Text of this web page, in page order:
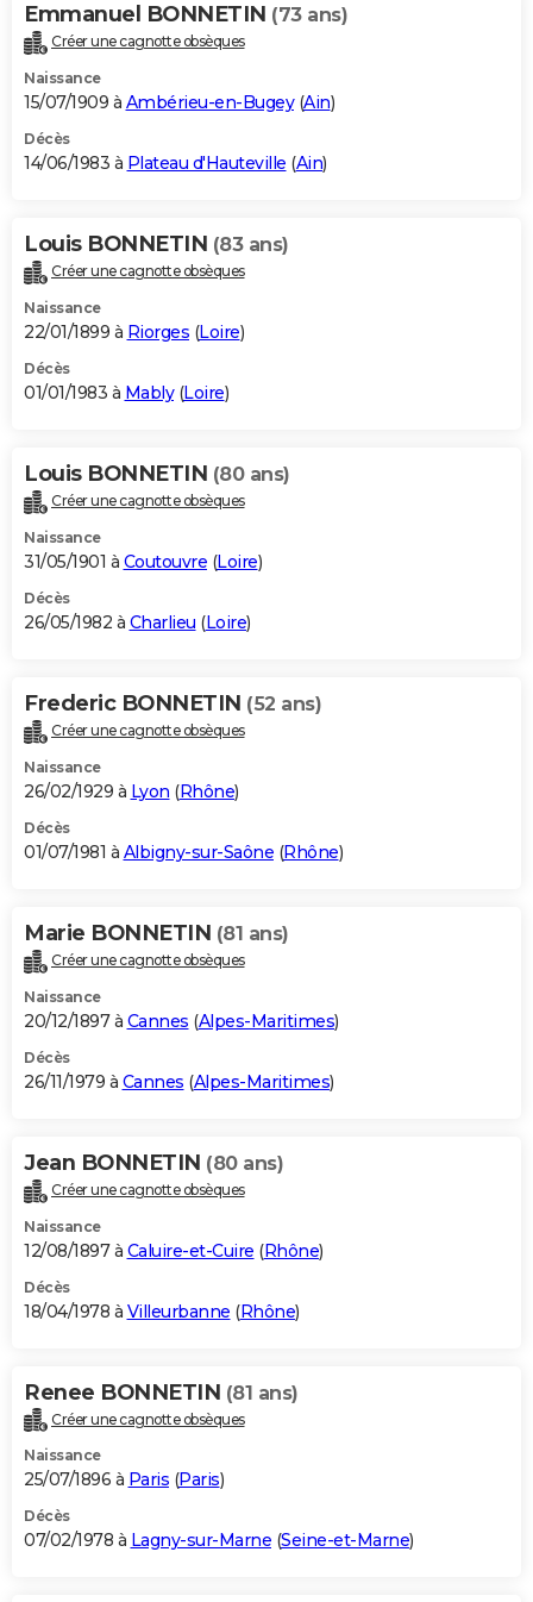
Emmanuel BONNETIN (73 ans)
Créer une cagnotte obsèques
Naissance
15/07/1909 à Ambérieu-en-Bugey(Ain)
Décès
14/06/1983 à Plateau d'Hauteville (Ain)
Louis BONNETIN (83 ans)
Créer une cagnotte obsèques
Naissance
22/01/1899 à Riorges (Loire)
Décès
01/01/1983 à Mably(Loire)
Louis BONNETIN (80 ans)
Créer une cagnotte obsèques
Naissance
31/05/1901 à Coutouvre (Loire)
Décès
26/05/1982 à Charlieu (Loire)
Frederic BONNETIN (52 ans)
Créer une cagnotte obsèques
Naissance
26/02/1929 à Lyon (Rhône)
Décès
01/07/1981 à Albigny-sur-Saône (Rhône)
Marie BONNETIN (81 ans)
Créer une cagnotte obsèques
Naissance
20/12/1897 à Cannes (Alpes-Maritimes)
Décès
26/11/1979 à Cannes (Alpes-Maritimes)
Jean BONNETIN (80 ans)
Créer une cagnotte obsèques
Naissance
12/08/1897 à Caluire-et-Cuire (Rhône)
Décès
18/04/1978 à Villeurbanne (Rhône)
Renee BONNETIN (81 ans)
Créer une cagnotte obsèques
Naissance
25/07/1896 à Paris (Paris)
Décès
07/02/1978 à Lagny-sur-Marne (Seine-et-Marne)